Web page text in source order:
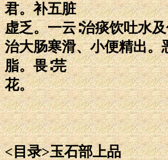
君。补五脏
虚乏。一云∶治痰饮吐水
治大肠寒滑、小便精出。
脂。畏∶芫
花。
<目录>玉石部上品